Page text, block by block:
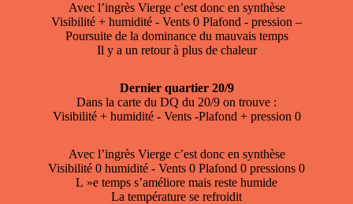
Avec l’ingrès Vierge c’est donc en synthèse
Visibilité + humidité - Vents 0 Plafond - pression –
Poursuite de la dominance du mauvais temps
Il y a un retour à plus de chaleur
Dernier quartier 20/9
Dans la carte du DQ du 20/9 on trouve :
Visibilité + humidité - Vents -Plafond + pression 0
Avec l’ingrès Vierge c’est donc en synthèse
Visibilité 0 humidité - Vents 0 Plafond 0 pressions 0
L »e temps s’améliore mais reste humide
La température se refroidit